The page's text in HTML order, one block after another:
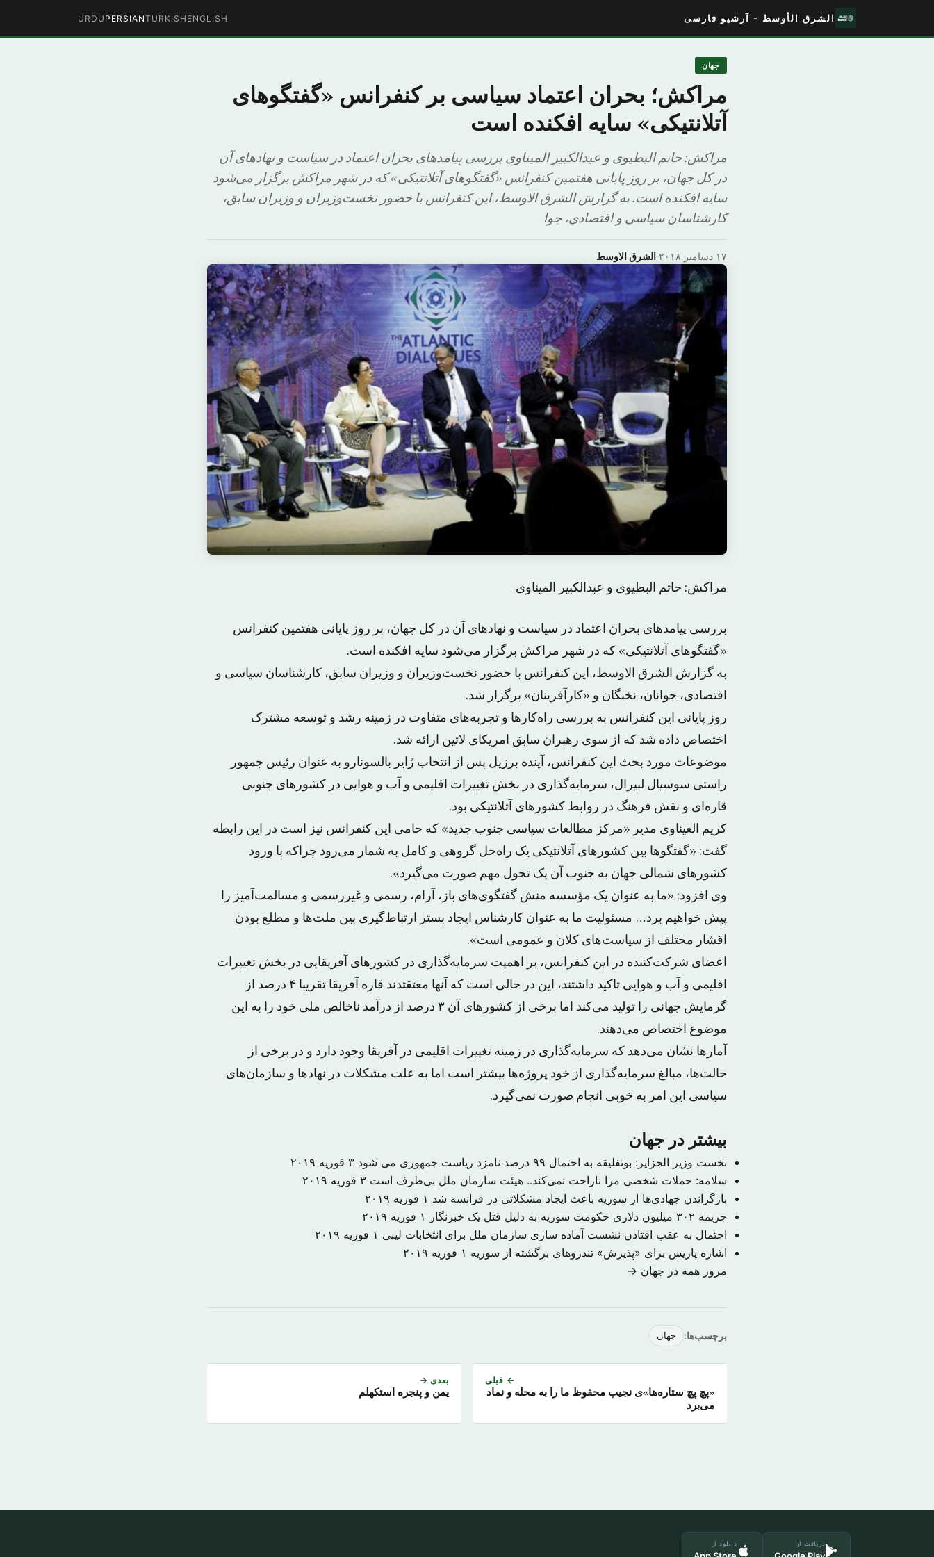
الشرق الأوسط - آرشیو فارسی ENGLISH
TURKISH
PERSIAN
URDU
جهان
مراکش؛ بحران اعتماد سیاسی بر کنفرانس «گفتگوهای
آتلانتیکی» سایه افکنده است
مراکش: حاتم البطیوی و عبدالکبیر المیناوی بررسی پیامدهای بحران اعتماد در سیاست و نهادهای آن
در کل جهان، بر روز پایانی هفتمین کنفرانس «گفتگوهای آتلانتیکی» که در شهر مراکش برگزار می‌شود
سایه افکنده است. به گزارش الشرق الاوسط، این کنفرانس با حضور نخست‌وزیران و وزیران سابق،
کارشناسان سیاسی و اقتصادی، جوا
الشرق الاوسط· ۱۷ دسامبر ۲۰۱۸
مراکش: حاتم البطیوی و عبدالکبیر المیناوی
بررسی پیامدهای بحران اعتماد در سیاست و نهادهای آن در کل جهان، بر روز پایانی هفتمین کنفرانس
«گفتگوهای آتلانتیکی» که در شهر مراکش برگزار می‌شود سایه افکنده است.
به گزارش الشرق الاوسط، این کنفرانس با حضور نخست‌وزیران و وزیران سابق، کارشناسان سیاسی و
اقتصادی، جوانان، نخبگان و «کارآفرینان» برگزار شد.
روز پایانی این کنفرانس به بررسی راه‌کارها و تجربه‌های متفاوت در زمینه رشد و توسعه مشترک
اختصاص داده شد که از سوی رهبران سابق امریکای لاتین ارائه شد.
موضوعات مورد بحث این کنفرانس، آینده برزیل پس از انتخاب ژایر بالسونارو به عنوان رئیس جمهور
راستی سوسیال لبیرال، سرمایه‌گذاری در بخش تغییرات اقلیمی و آب و هوایی در کشورهای جنوبی
قاره‌ای و نقش فرهنگ در روابط کشورهای آتلانتیکی بود.
کریم العیناوی مدیر «مرکز مطالعات سیاسی جنوب جدید» که حامی این کنفرانس نیز است در این رابطه
گفت: «گفتگوها بین کشورهای آتلانتیکی یک راه‌حل گروهی و کامل به شمار می‌رود چراکه با ورود
کشورهای شمالی جهان به جنوب آن یک تحول مهم صورت می‌گیرد».
وی افزود: «ما به عنوان یک مؤسسه منش گفتگوی‌های باز، آرام، رسمی و غیررسمی و مسالمت‌آمیز را
پیش خواهیم برد… مسئولیت ما به عنوان کارشناس ایجاد بستر ارتباط‌گیری بین ملت‌ها و مطلع بودن
اقشار مختلف از سیاست‌های کلان و عمومی است».
اعضای شرکت‌کننده در این کنفرانس، بر اهمیت سرمایه‌گذاری در کشورهای آفریقایی در بخش تغییرات
اقلیمی و آب و هوایی تاکید داشتند، این در حالی است که آنها معتقتدند قاره آفریقا تقریبا ۴ درصد از
گرمایش جهانی را تولید می‌کند اما برخی از کشورهای آن ۳ درصد از درآمد ناخالص ملی خود را به این
موضوع اختصاص می‌دهند.
آمارها نشان می‌دهد که سرمایه‌گذاری در زمینه تغییرات اقلیمی در آفریقا وجود دارد و در برخی از
حالت‌ها، مبالغ سرمایه‌گذاری از خود پروژه‌ها بیشتر است اما به علت مشکلات در نهادها و سازمان‌های
سیاسی این امر به خوبی انجام صورت نمی‌گیرد.
بیشتر در جهان
نخست وزیر الجزایر: بوتفلیقه به احتمال ۹۹ درصد نامزد ریاست جمهوری می شود
۳ فوریه ۲۰۱۹
سلامه: حملات شخصی مرا ناراحت نمی‌کند.. هیئت سازمان ملل بی‌طرف است ۳ فوریه ۲۰۱۹
بازگراندن جهادی‌ها از سوریه باعث ایجاد مشکلاتی در فرانسه شد ۱ فوریه ۲۰۱۹
جریمه ۳۰۲ میلیون دلاری حکومت سوریه به دلیل قتل یک خبرنگار
۱ فوریه ۲۰۱۹
احتمال به عقب افتادن نشست آماده سازی سازمان ملل برای انتخابات لیبی ۱ فوریه ۲۰۱۹
اشاره پاریس برای «پذیرش» تندروهای برگشته از سوریه ۱ فوریه ۲۰۱۹
مرور همه در جهان →
برچسب‌ها: جهان
← قبلی
«پچ پچ ستاره‌ها»ی نجیب محفوظ ما را به محله و نماد
می‌برد
بعدی →
یمن و پنجره استکهلم
دریافت از دانلود از